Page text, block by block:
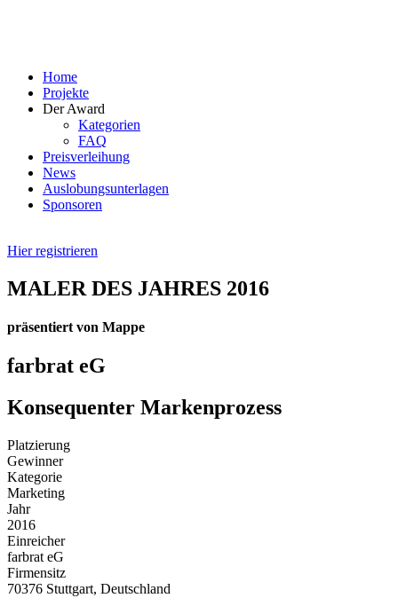
Home
Projekte
Der Award
Kategorien
FAQ
Preisverleihung
News
Auslobungsunterlagen
Sponsoren
Hier registrieren
MALER DES JAHRES 2016
präsentiert von Mappe
farbrat eG
Konsequenter Markenprozess
Platzierung
Gewinner
Kategorie
Marketing
Jahr
2016
Einreicher
farbrat eG
Firmensitz
70376 Stuttgart, Deutschland